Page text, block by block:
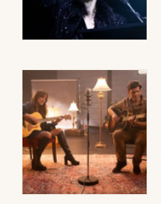
Choisir mes
Mon email